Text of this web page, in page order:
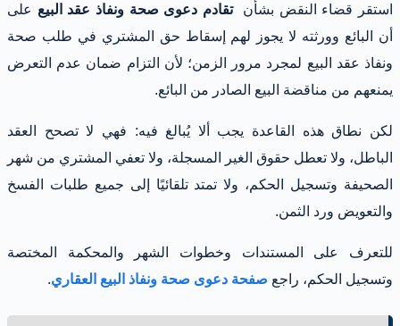
استقر قضاء النقض بشأنتقادم دعوى صحة ونفاذ عقد البيع على
أن البائع وورثته لا يجوز لهم إسقاط حق المشتري في طلب صحة
ونفاذ عقد البيع لمجرد مرور الزمن؛ لأن التزام ضمان عدم التعرض
يمنعهم من مناقضة البيع الصادر من البائع.
لكن نطاق هذه القاعدة يجب ألا يُبالغ فيه: فهي لا تصحح العقد
الباطل، ولا تعطل حقوق الغير المسجلة، ولا تعفي المشتري من شهر
الصحيفة وتسجيل الحكم، ولا تمتد تلقائيًا إلى جميع طلبات الفسخ
والتعويض ورد الثمن.
للتعرف على المستندات وخطوات الشهر والمحكمة المختصة
وتسجيل الحكم، راجع صفحة دعوى صحة ونفاذ البيع العقاري.